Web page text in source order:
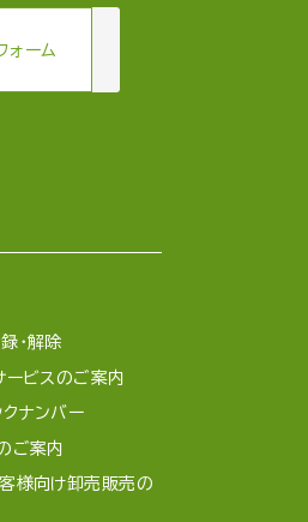
ォーム
・解除
ビスのご案内
ナンバー
ご案内
様向け卸売販売の